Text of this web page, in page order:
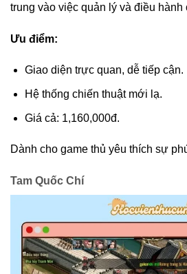
trung vào việc quản lý và điều hành
Ưu điểm:
Giao diện trực quan, dễ tiếp cận.
Hệ thống chiến thuật mới lạ.
Giá cả: 1,160,000đ.
Dành cho game thủ yêu thích sự
Tam Quốc Chí